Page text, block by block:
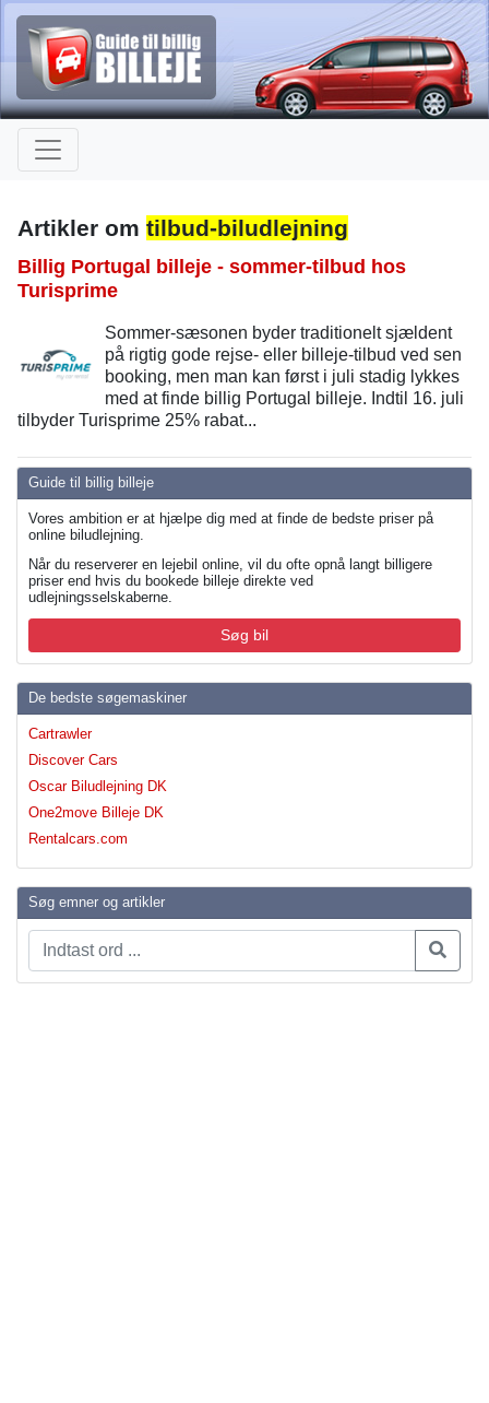
Guide til billig billeje
Vores ambition er at hjælpe dig med at finde de bedste priser på
online biludlejning.
Når du reserverer en lejebil online, vil du ofte opnå langt billigere
priser end hvis du bookede billeje direkte ved
udlejningsselskaberne.
Søg bil
De bedste søgemaskiner
Cartrawler
Discover Cars
Oscar Biludlejning DK
One2move Billeje DK
Rentalcars.com
Søg emner og artikler
Artikler om tilbud-biludlejning
Billig Portugal billeje - sommer-tilbud hos
Turisprime
Sommer-sæsonen byder traditionelt sjældent
på rigtig gode rejse- eller billeje-tilbud ved sen
booking, men man kan først i juli stadig lykkes
med at finde billig Portugal billeje. Indtil 16. juli
tilbyder Turisprime 25% rabat...